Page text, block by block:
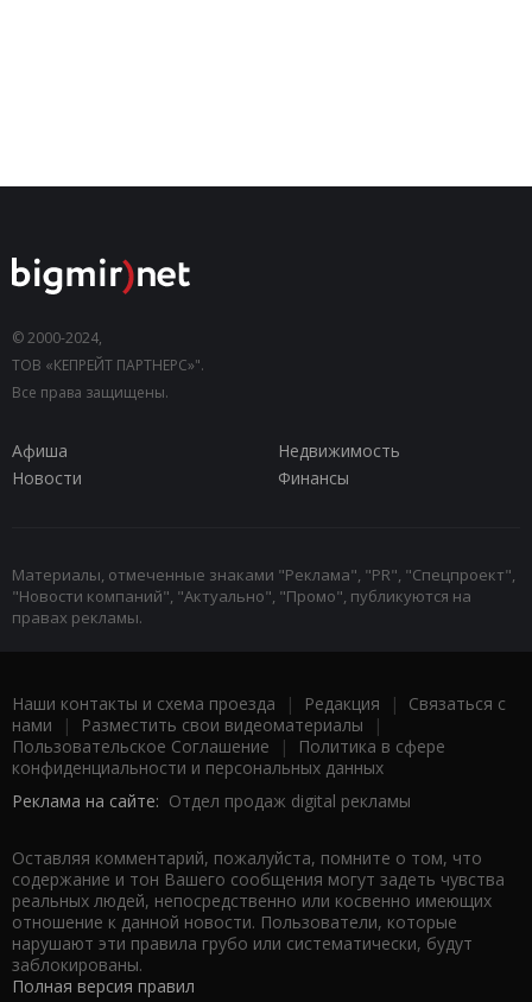
© 2000-2024,
ТОВ «КЕПРЕЙТ ПАРТНЕРС»".
Все права защищены.
Афиша
Недвижимость
Новости
Финансы
Материалы, отмеченные знаками "Реклама", "PR", "Спецпроект",
"Новости компаний", "Актуально", "Промо", публикуются на
правах рекламы.
Наши контакты и схема проезда | Редакция | Связаться с
нами | Разместить свои видеоматериалы |
Пользовательское Соглашение |
Политика в сфере
конфиденциальности и персональных данных
Реклама на сайте: Отдел продаж digital рекламы
Оставляя комментарий, пожалуйста, помните о том, что
содержание и тон Вашего сообщения могут задеть чувства
реальных людей, непосредственно или косвенно имеющих
отношение к данной новости. Пользователи, которые
нарушают эти правила грубо или систематически, будут
заблокированы.
Полная версия правил